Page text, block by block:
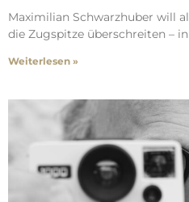
Maximilian Schwarzhuber will
die Zugspitze überschreiten –
Weiterlesen »